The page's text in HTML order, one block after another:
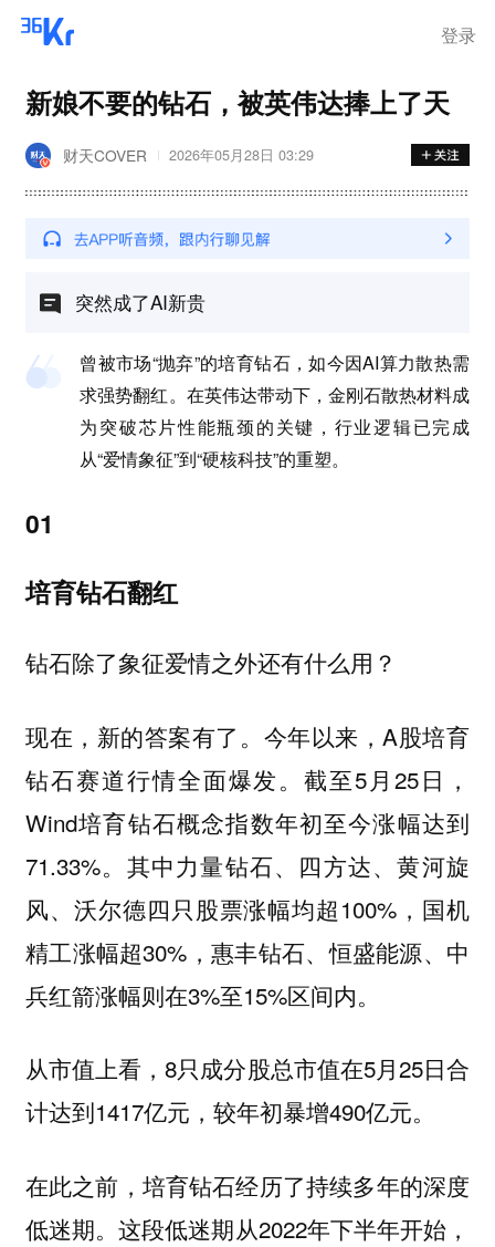
登录
新娘不要的钻石，被英伟达捧上了天
财天COVER 2026年05月28日 03:29
突然成了AI新贵
曾被市场“抛弃”的培育钻石，如今因AI算力散热需
求强势翻红。在英伟达带动下，金刚石散热材料成
为突破芯片性能瓶颈的关键，行业逻辑已完成
从“爱情象征”到“硬核科技”的重塑。
01
培育钻石翻红
钻石除了象征爱情之外还有什么用？
现在，新的答案有了。今年以来，A股培育
钻石赛道行情全面爆发。截至5月25日，
Wind培育钻石概念指数年初至今涨幅达到
71.33%。其中力量钻石、四方达、黄河旋
风、沃尔德四只股票涨幅均超100%，国机
精工涨幅超30%，惠丰钻石、恒盛能源、中
兵红箭涨幅则在3%至15%区间内。
从市值上看，8只成分股总市值在5月25日合
计达到1417亿元，较年初暴增490亿元。
在此之前，培育钻石经历了持续多年的深度
低迷期。这段低迷期从2022年下半年开始，